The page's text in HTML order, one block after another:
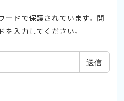
ードで保護されています。閲
を入力してください。